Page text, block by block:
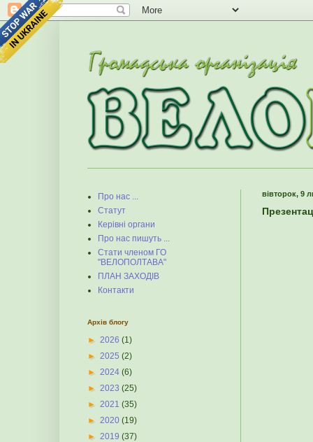
вівторок, 9
Про нас ...
Статут
Керівні органи
Про нас пишуть ...
Стати членом ГО
"ВЕЛОПОЛТАВА"
ПЛАН ЗАХОДІВ
Контакти
Архів блогу
► 2026 (1)
► 2025 (2)
► 2024 (6)
► 2023 (25)
► 2021 (35)
► 2020 (19)
► 2019 (37)